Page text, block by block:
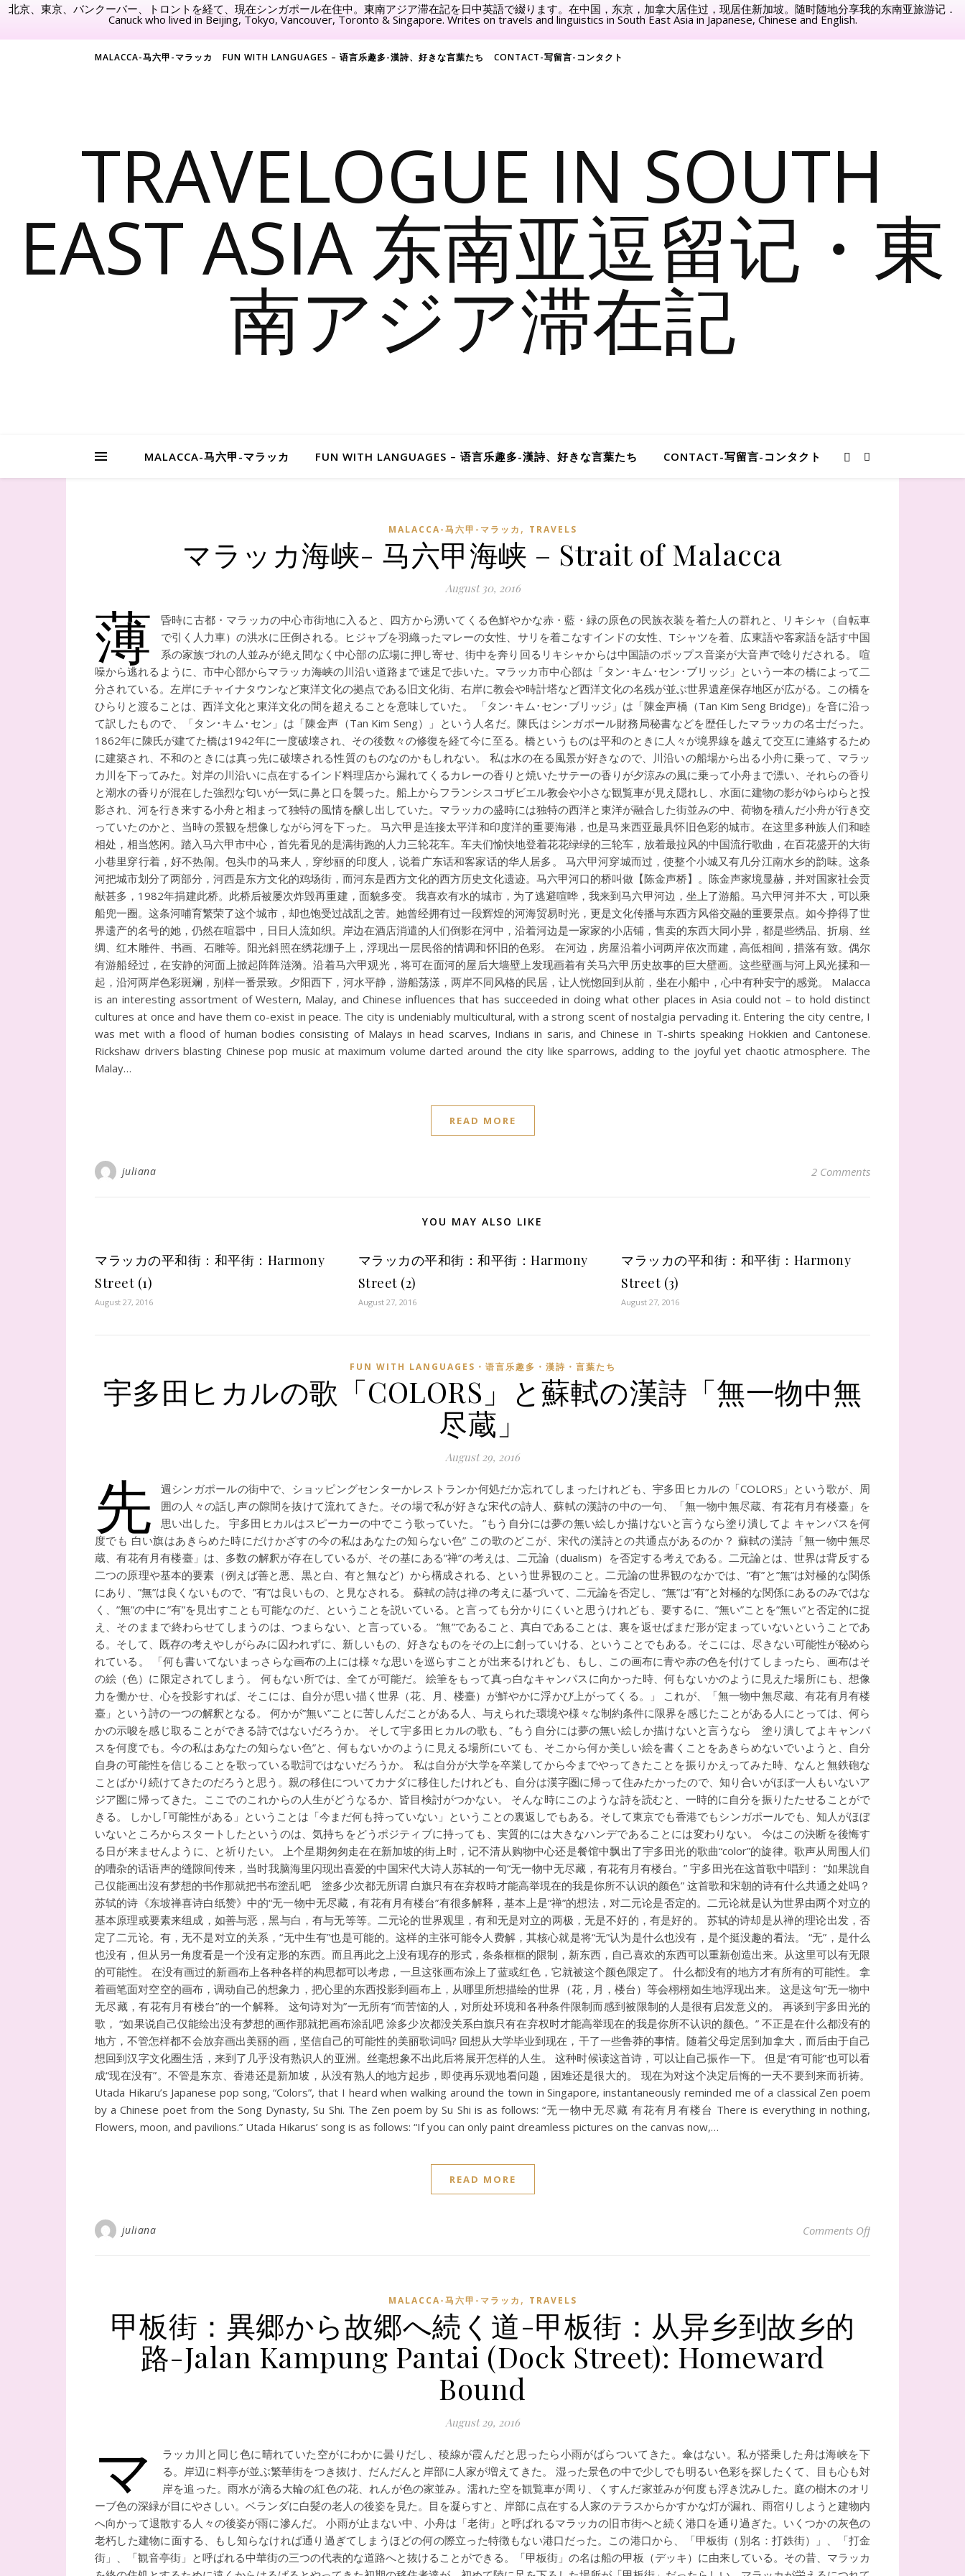
北京、東京、バンクーバー、トロントを経て、現在シンガポール在住中。東南アジア滞在記を日中英語で綴ります。在中国，东京，加拿大居住过，现居住新加坡。随时随地分享我的东南亚旅游记．
Canuck who lived in Beijing, Tokyo, Vancouver, Toronto & Singapore. Writes on travels and linguistics in South East Asia in Japanese, Chinese and English.
MALACCA-马六甲-マラッカ FUN WITH LANGUAGES – 语言乐趣多-漢詩、好きな言葉たち CONTACT-写留言-コンタクト
TRAVELOGUE IN SOUTH
EAST ASIA 东南亚逗留记・東
南アジア滞在記
MALACCA-马六甲-マラッカ FUN WITH LANGUAGES – 语言乐趣多-漢詩、好きな言葉たち CONTACT-写留言-コンタクト
MALACCA-马六甲-マラッカ , TRAVELS
マラッカ海峡- 马六甲海峡 – Strait of Malacca
August 30, 2016
薄
昏時に古都・マラッカの中心市街地に入ると、四方から湧いてくる色鮮やかな赤・藍・緑の原色の民族衣装を着た人の群れと、リキシャ（自転車
で引く人力車）の洪水に圧倒される。ヒジャブを羽織ったマレーの女性、サリを着こなすインドの女性、Tシャツを着、広東語や客家語を話す中国
系の家族づれの人並みが絶え間なく中心部の広場に押し寄せ、街中を奔り回るリキシャからは中国語のポップス音楽が大音声で唸りだされる。 喧
噪から逃れるように、市中心部からマラッカ海峡の川沿い道路まで速足で歩いた。マラッカ市中心部は「タン･キム･セン･ブリッジ」という一本の橋によって二
分されている。左岸にチャイナタウンなど東洋文化の拠点である旧文化街、右岸に教会や時計塔など西洋文化の名残が並ぶ世界遺産保存地区が広がる。この橋を
ひらりと渡ることは、西洋文化と東洋文化の間を超えることを意味していた。 「タン･キム･セン･ブリッジ」は「陳金声橋（Tan Kim Seng Bridge)」を音に沿っ
て訳したもので、「タン･キム･セン」は「陳金声（Tan Kim Seng）」という人名だ。陳氏はシンガポール財務局秘書などを歴任したマラッカの名士だった。
1862年に陳氏が建てた橋は1942年に一度破壊され、その後数々の修復を経て今に至る。橋というものは平和のときに人々が境界線を越えて交互に連絡するため
に建築され、不和のときには真っ先に破壊される性質のものなのかもしれない。 私は水の在る風景が好きなので、川沿いの船場から出る小舟に乗って、マラッ
カ川を下ってみた。対岸の川沿いに点在するインド料理店から漏れてくるカレーの香りと焼いたサテーの香りが夕涼みの風に乗って小舟まで漂い、それらの香り
と潮水の香りが混在した強烈な匂いが一気に鼻と口を襲った。船上からフランシスコザビエル教会や小さな観覧車が見え隠れし、水面に建物の影がゆらゆらと投
影され、河を行き来する小舟と相まって独特の風情を醸し出していた。マラッカの盛時には独特の西洋と東洋が融合した街並みの中、荷物を積んだ小舟が行き交
っていたのかと、当時の景観を想像しながら河を下った。 马六甲是连接太平洋和印度洋的重要海港，也是马来西亚最具怀旧色彩的城市。在这里多种族人们和睦
相处，相当悠闲。踏入马六甲市中心，首先看见的是满街跑的人力三轮花车。车夫们愉快地登着花花绿绿的三轮车，放着最拉风的中国流行歌曲，在百花盛开的大街
小巷里穿行着，好不热闹。包头巾的马来人，穿纱丽的印度人，说着广东话和客家话的华人居多。 马六甲河穿城而过，使整个小城又有几分江南水乡的韵味。这条
河把城市划分了两部分，河西是东方文化的鸡场街，而河东是西方文化的西方历史文化遗迹。马六甲河口的桥叫做【陈金声桥】。陈金声家境显赫，并对国家社会贡
献甚多，1982年捐建此桥。此桥后被屡次炸毁再重建，面貌多变。 我喜欢有水的城市，为了逃避喧哗，我来到马六甲河边，坐上了游船。马六甲河并不大，可以乘
船兜一圈。这条河哺育繁荣了这个城市，却也饱受过战乱之苦。她曾经拥有过一段辉煌的河海贸易时光，更是文化传播与东西方风俗交融的重要景点。如今挣得了世
界遗产的名号的她，仍然在喧嚣中，日日人流如织。岸边在酒店消遣的人们倒影在河中，沿着河边是一家家的小店铺，售卖的东西大同小异，都是些绣品、折扇、丝
绸、红木雕件、书画、石雕等。阳光斜照在绣花绷子上，浮现出一层民俗的情调和怀旧的色彩。 在河边，房屋沿着小诃两岸依次而建，高低相间，措落有致。偶尔
有游船经过，在安静的河面上掀起阵阵涟漪。沿着马六甲观光，将可在面河的屋后大墙壁上发现画着有关马六甲历史故事的巨大壁画。这些壁画与河上风光揉和一
起，沿河两岸色彩斑斓，别样一番景致。夕阳西下，河水平静，游船荡漾，两岸不同风格的民居，让人恍惚回到从前，坐在小船中，心中有种安宁的感觉。 Malacca
is an interesting assortment of Western, Malay, and Chinese influences that has succeeded in doing what other places in Asia could not – to hold distinct
cultures at once and have them co-exist in peace. The city is undeniably multicultural, with a strong scent of nostalgia pervading it. Entering the city centre, I
was met with a flood of human bodies consisting of Malays in head scarves, Indians in saris, and Chinese in T-shirts speaking Hokkien and Cantonese.
Rickshaw drivers blasting Chinese pop music at maximum volume darted around the city like sparrows, adding to the joyful yet chaotic atmosphere. The
Malay…
READ MORE
juliana 2 Comments
YOU MAY ALSO LIKE
マラッカの平和街：和平街：Harmony
Street (1)
August 27, 2016
マラッカの平和街：和平街：Harmony
Street (2)
August 27, 2016
マラッカの平和街：和平街：Harmony
Street (3)
August 27, 2016
FUN WITH LANGUAGES・语言乐趣多・漢詩・言葉たち
宇多田ヒカルの歌「COLORS」と蘇軾の漢詩「無一物中無
尽蔵」
August 29, 2016
先
週シンガポールの街中で、ショッピングセンターかレストランか何処だか忘れてしまったけれども、宇多田ヒカルの「COLORS」という歌が、周
囲の人々の話し声の隙間を抜けて流れてきた。その場で私が好きな宋代の詩人、蘇軾の漢詩の中の一句、「無一物中無尽蔵、有花有月有楼臺」を
思い出した。 宇多田ヒカルはスピーカーの中でこう歌っていた。 ”もう自分には夢の無い絵しか描けないと言うなら塗り潰してよ キャンバスを何
度でも 白い旗はあきらめた時にだけかざすの今の私はあなたの知らない色” この歌のどこが、宋代の漢詩との共通点があるのか？ 蘇軾の漢詩「無一物中無尽
蔵、有花有月有楼臺」は、多数の解釈が存在しているが、その基にある”禅”の考えは、二元論（dualism）を否定する考えである。二元論とは、世界は背反する
二つの原理や基本的要素（例えば善と悪、黒と白、有と無など）から構成される、という世界観のこと。二元論の世界観のなかでは、”有”と”無”は対極的な関係
にあり、”無”は良くないもので、”有”は良いもの、と見なされる。 蘇軾の詩は禅の考えに基づいて、二元論を否定し、”無”は”有”と対極的な関係にあるのみではな
く、”無”の中に”有”を見出すことも可能なのだ、ということを説いている。と言っても分かりにくいと思うけれども、要するに、”無い”ことを”無い”と否定的に捉
え、そのままで終わらせてしまうのは、つまらない、と言っている。 ”無”であること、真白であることは、裏を返せばまだ形が定まっていないということであ
る。そして、既存の考えやしがらみに囚われずに、新しいもの、好きなものをその上に創っていける、ということでもある。そこには、尽きない可能性が秘めら
れている。 「何も書いてないまっさらな画布の上には様々な思いを巡らすことが出来るけれども、もし、この画布に青や赤の色を付けてしまったら、画布はそ
の絵（色）に限定されてしまう。 何もない所では、全てが可能だ。 絵筆をもって真っ白なキャンパスに向かった時、何もないかのように見えた場所にも、想像
力を働かせ、心を投影すれば、そこには、自分が思い描く世界（花、月、楼臺）が鮮やかに浮かび上がってくる。」 これが、「無一物中無尽蔵、有花有月有楼
臺」という詩の一つの解釈となる。 何かが”無い”ことに苦しんだことがある人、与えられた環境や様々な制約条件に限界を感じたことがある人にとっては、何ら
かの示唆を感じ取ることができる詩ではないだろうか。 そして宇多田ヒカルの歌も、”もう自分には夢の無い絵しか描けないと言うなら 塗り潰してよキャンバ
スを何度でも。今の私はあなたの知らない色”と、何もないかのように見える場所にいても、そこから何か美しい絵を書くことをあきらめないでいようと、自分
自身の可能性を信じることを歌っている歌詞ではないだろうか。 私は自分が大学を卒業してから今までやってきたことを振りかえってみた時、なんと無鉄砲な
ことばかり続けてきたのだろうと思う。親の移住についてカナダに移住したけれども、自分は漢字圏に帰って住みたかったので、知り合いがほぼ一人もいないア
ジア圏に帰ってきた。ここでのこれからの人生がどうなるか、皆目検討がつかない。 そんな時にこのような詩を読むと、一時的に自分を振りたたせることがで
きる。 しかし｢可能性がある」ということは「今まだ何も持っていない」ということの裏返しでもある。そして東京でも香港でもシンガポールでも、知人がほぼ
いないところからスタートしたというのは、気持ちをどうポジティブに持っても、実質的には大きなハンデであることには変わりない。 今はこの決断を後悔す
る日が来ませんように、と祈りたい。 上个星期匆匆走在在新加坡的街上时，记不清从购物中心还是餐馆中飘出了宇多田光的歌曲“color”的旋律。歌声从周围人们
的嘈杂的话语声的缝隙间传来，当时我脑海里闪现出喜爱的中国宋代大诗人苏轼的一句“无一物中无尽藏，有花有月有楼台。” 宇多田光在这首歌中唱到： “如果說自
己仅能画出沒有梦想的书作那就把书布塗乱吧 塗多少次都无所谓 白旗只有在弃权時才能高举現在的我是你所不认识的颜色” 这首歌和宋朝的诗有什么共通之处吗？
苏轼的诗《东坡禅喜诗白纸赞》中的“无一物中无尽藏，有花有月有楼台”有很多解释，基本上是“禅”的想法，对二元论是否定的。二元论就是认为世界由两个对立的
基本原理或要素来组成，如善与恶，黑与白，有与无等等。二元论的世界观里，有和无是对立的两极，无是不好的，有是好的。 苏轼的诗却是从禅的理论出发，否
定了二元论。有，无不是对立的关系，“无中生有”也是可能的。这样的主张可能令人费解，其核心就是将“无”认为是什么也没有，是个挺没趣的看法。 “无”，是什么
也没有，但从另一角度看是一个没有定形的东西。而且再此之上没有现存的形式，条条框框的限制，新东西，自己喜欢的东西可以重新创造出来。从这里可以有无限
的可能性。 在没有画过的新画布上各种各样的构思都可以考虑，一旦这张画布涂上了蓝或红色，它就被这个颜色限定了。 什么都没有的地方才有所有的可能性。 拿
着画笔面对空空的画布，调动自己的想象力，把心里的东西投影到画布上，从哪里所想描绘的世界（花，月，楼台）等会栩栩如生地浮现出来。 这是这句”无一物中
无尽藏，有花有月有楼台”的一个解释。 这句诗对为”一无所有”而苦恼的人，对所处环境和各种条件限制而感到被限制的人是很有启发意义的。 再谈到宇多田光的
歌， “如果说自己仅能绘出没有梦想的画作那就把画布涂乱吧 涂多少次都没关系白旗只有在弃权时才能高举现在的我是你所不认识的颜色。” 不正是在什么都没有的
地方，不管怎样都不会放弃画出美丽的画，坚信自己的可能性的美丽歌词吗? 回想从大学毕业到现在，干了一些鲁莽的事情。随着父母定居到加拿大，而后由于自己
想回到汉字文化圈生活，来到了几乎没有熟识人的亚洲。丝毫想象不出此后将展开怎样的人生。 这种时候读这首诗，可以让自己振作一下。 但是“有可能”也可以看
成“现在没有”。不管是东京、香港还是新加坡，从没有熟人的地方起步，即使再乐观地看问题，困难还是很大的。 现在为对这个决定后悔的一天不要到来而祈祷。
Utada Hikaru’s Japanese pop song, “Colors”, that I heard when walking around the town in Singapore, instantaneously reminded me of a classical Zen poem
by a Chinese poet from the Song Dynasty, Su Shi. The Zen poem by Su Shi is as follows: “无一物中无尽藏 有花有月有楼台 There is everything in nothing,
Flowers, moon, and pavilions.” Utada Hikarus’ song is as follows: “If you can only paint dreamless pictures on the canvas now,…
READ MORE
juliana Comments Offon 宇多田ヒカルの
MALACCA-马六甲-マラッカ , TRAVELS
甲板街：異郷から故郷へ続く道-甲板街：从异乡到故乡的
路-Jalan Kampung Pantai (Dock Street): Homeward
Bound
August 29, 2016
マ
ラッカ川と同じ色に晴れていた空がにわかに曇りだし、稜線が霞んだと思ったら小雨がばらついてきた。傘はない。私が搭乗した舟は海峡を下
る。岸辺に料亭が並ぶ繁華街をつき抜け、だんだんと岸部に人家が増えてきた。 湿った景色の中で少しでも明るい色彩を探したくて、目も心も対
岸を追った。雨水が滴る大輪の紅色の花、れんが色の家並み。濡れた空を観覧車が周り、くすんだ家並みが何度も浮き沈みした。庭の樹木のオリ
ーブ色の深緑が目にやさしい。ベランダに白髪の老人の後姿を見た。目を凝らすと、岸部に点在する人家のテラスからかすかな灯が漏れ、雨宿りしようと建物内
へ向かって退散する人々の後姿が雨に滲んだ。 小雨が止まない中、小舟は「老街」と呼ばれるマラッカの旧市街へと続く港口を通り過ぎた。いくつかの灰色の
老朽した建物に面する、もし知らなければ通り過ぎてしまうほどの何の際立った特徴もない港口だった。この港口から、「甲板街（別名：打鉄街）」、「打金
街」、「観音亭街」と呼ばれる中華街の三つの代表的な道路へと抜けることができる。「甲板街」の名は船の甲板（デッキ）に由来している。その昔、マラッカ